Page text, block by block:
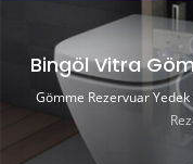
Bingöl Vitra
Gömme Rezervuar Yedek